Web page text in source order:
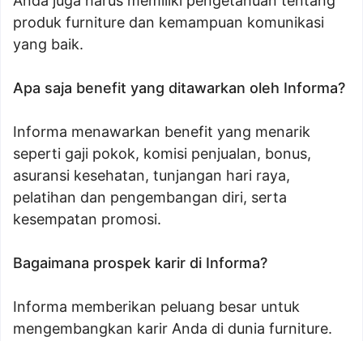
produk furniture dan kemampuan komunikasi
yang baik.
Apa saja benefit yang ditawarkan oleh Informa?
Informa menawarkan benefit yang menarik
seperti gaji pokok, komisi penjualan, bonus,
asuransi kesehatan, tunjangan hari raya,
pelatihan dan pengembangan diri, serta
kesempatan promosi.
Bagaimana prospek karir di Informa?
Informa memberikan peluang besar untuk
mengembangkan karir Anda di dunia furniture.